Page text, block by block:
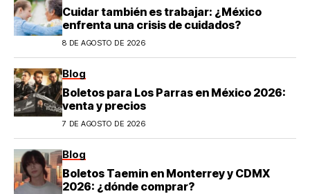
Cuidar también es trabajar: ¿México
enfrenta una crisis de cuidados?
8 DE AGOSTO DE 2026
Blog
Boletos para Los Parras en México 2026:
venta y precios
7 DE AGOSTO DE 2026
Blog
Boletos Taemin en Monterrey y CDMX
2026: ¿dónde comprar?